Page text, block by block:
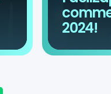
2024!